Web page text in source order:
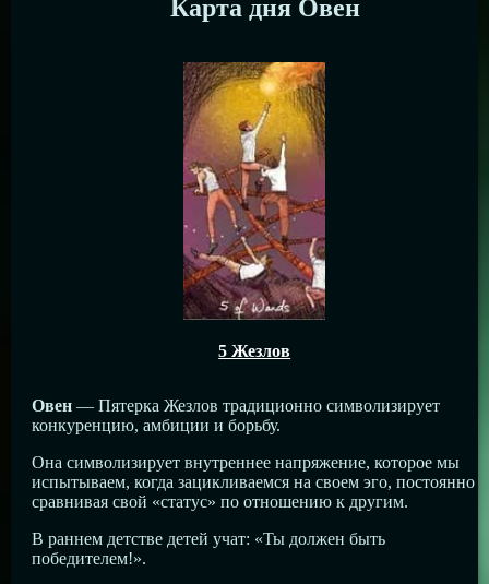
Карта дня Овен
5 Жезлов
Овен — Пятерка Жезлов традиционно символизирует
конкуренцию, амбиции и борьбу.
Она символизирует внутреннее напряжение, которое мы
испытываем, когда зацикливаемся на своем эго, постоянно
сравнивая свой «статус» по отношению к другим.
В раннем детстве детей учат: «Ты должен быть
победителем!».